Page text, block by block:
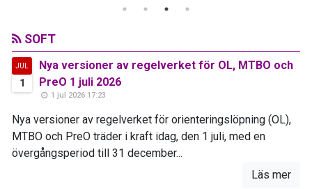
SOFT
JUL
1
Nya versioner av regelverket för OL, MTBO och
PreO 1 juli 2026
1 jul 2026 17:23
Nya versioner av regelverket för orienteringslöpning (OL),
MTBO och PreO träder i kraft idag, den 1 juli, med en
övergångsperiod till 31 december...
Läs mer